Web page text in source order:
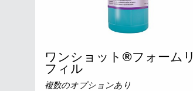
ワンショット®フォームリ
フィル
複数のオプションあり